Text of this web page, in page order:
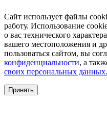
Сайт использует файлы
работу. Использование
о вас технического
вашего местоположения и
пользоваться сайтом, вы
конфиденциальности, а
своих персональных данных.
Принять